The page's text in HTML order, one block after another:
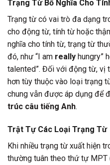
Trạng Từ Bổ Nghĩa Cho
Trạng từ có vai trò đa dạng
cho động từ, tính từ hoặc
nghĩa cho tính từ, trạng từ
đó, như “I am really hungry”
talented”. Đối với động từ, vị
hơn tùy thuộc vào loại trạng
chung vẫn được áp dụng để
trúc câu tiếng Anh.
Trật Tự Các Loại Trạng Từ
Khi nhiều trạng từ xuất hiện
thường tuân theo thứ tự